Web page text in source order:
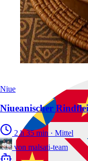
Niue
Niueanischer
2 h 35 min · Mittel
von malsati-team